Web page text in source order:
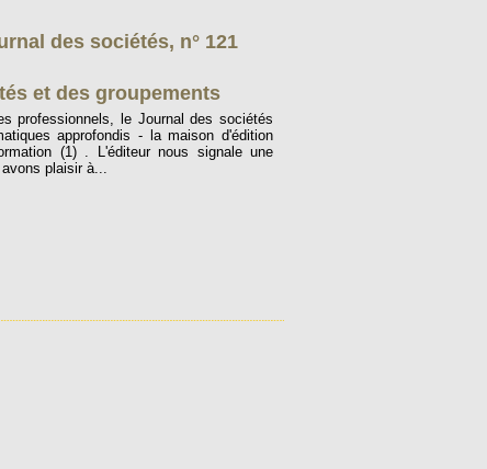
des sociétés, n° 121
et des groupements
professionnels, le Journal des sociétés
approfondis - la maison d'édition
(1) . L'éditeur nous signale une
plaisir à...